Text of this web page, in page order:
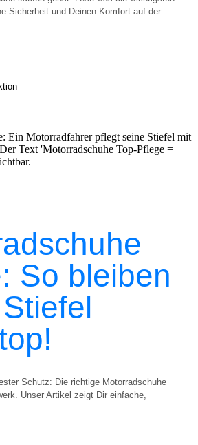
Sicherheit und Deinen Komfort auf der
So bleiben
Schutz: Die richtige Motorradschuhe
Unser Artikel zeigt Dir einfache,